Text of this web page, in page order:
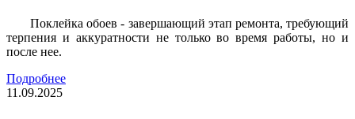
Поклейка обоев - завершающий этап ремонта, требующий
терпения и аккуратности не только во время работы, но и
после нее.
Подробнее
11.09.2025